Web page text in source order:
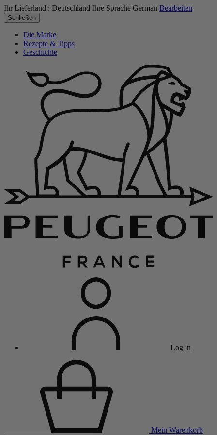
Ihr Lieferland : Deutschland Ihre Sprache German Bearbeiten
Schließen
Die Marke
Rezepte & Tipps
Geschichte
Log in
Mein Warenkorb